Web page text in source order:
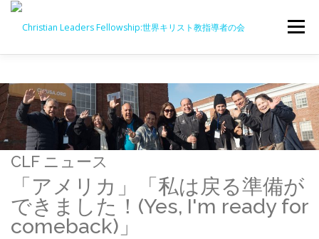
メニュー
団体概要 RECONNECT COMEBACK
C-YA JAPAN 交流 教育
オピニオン お知らせ ニュース
CLF ニュース
「アメリカ」「私は戻る準備が
できました！(Yes, I'm ready for
comeback)」